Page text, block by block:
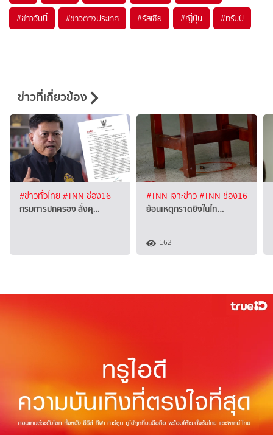
#ข่าววันนี้ #ข่าวต่างประเทศ #รัสเซีย #ญี่ปุ่น #ทรัมป์
ข่าวที่เกี่ยวข้อง
#ข่าวทั่วไทย#TNN ช่อง16
กรมการปกครอง สั่งคุ…
#TNN เจาะข่าว#TNN ช่อง16
ย้อนเหตุกราดยิงในไท…
162